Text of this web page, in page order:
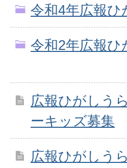
令和4年広報ひ
令和2年広報ひ
広報ひがしう
ーキッズ募集
広報ひがしう